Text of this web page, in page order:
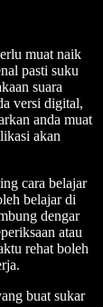
muat naik
pasti suku
suara
versi digital,
anda muat
akan
cara belajar
belajar di
dengar
atau
rehat boleh
buat sukar